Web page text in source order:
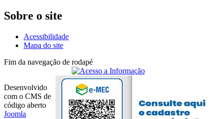
Sobre o site
Acessibilidade
Mapa do site
Fim da navegação de rodapé
Desenvolvido
com o CMS de
código aberto
Joomla